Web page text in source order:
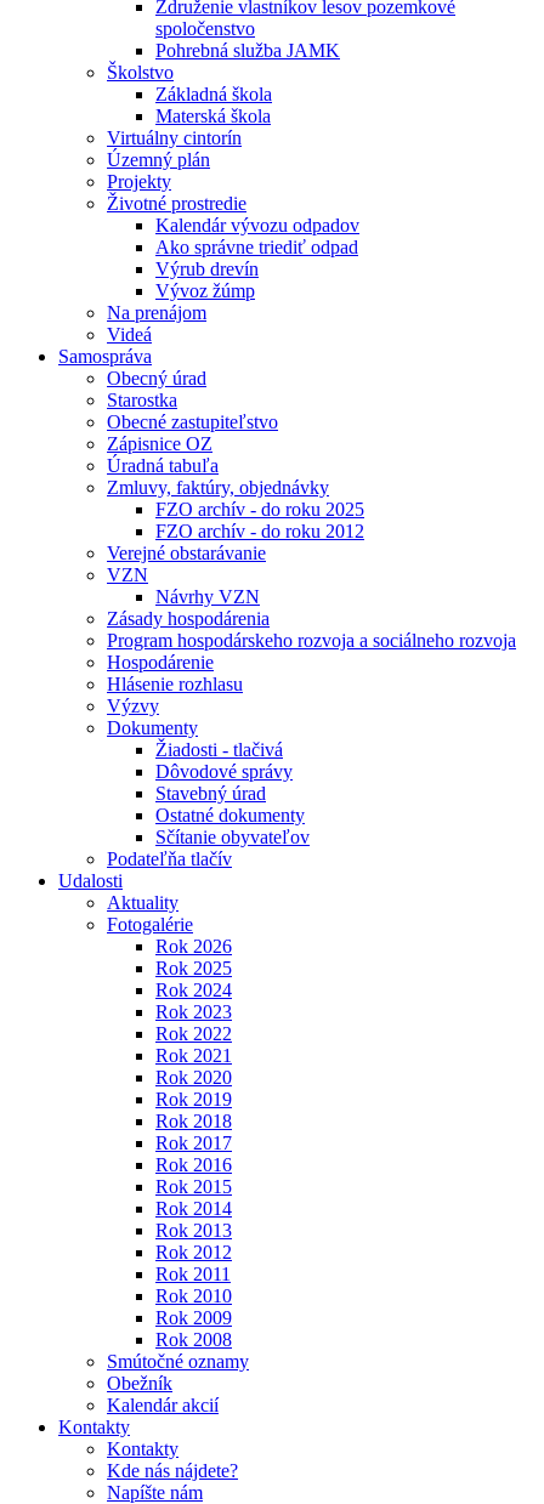
Združenie vlastníkov lesov pozemkové
spoločenstvo
Pohrebná služba JAMK
Školstvo
Základná škola
Materská škola
Virtuálny cintorín
Územný plán
Projekty
Životné prostredie
Kalendár vývozu odpadov
Ako správne triediť odpad
Výrub drevín
Vývoz žúmp
Na prenájom
Videá
Samospráva
Obecný úrad
Starostka
Obecné zastupiteľstvo
Zápisnice OZ
Úradná tabuľa
Zmluvy, faktúry, objednávky
FZO archív - do roku 2025
FZO archív - do roku 2012
Verejné obstarávanie
VZN
Návrhy VZN
Zásady hospodárenia
Program hospodárskeho rozvoja a sociálneho rozvoja
Hospodárenie
Hlásenie rozhlasu
Výzvy
Dokumenty
Žiadosti - tlačivá
Dôvodové správy
Stavebný úrad
Ostatné dokumenty
Sčítanie obyvateľov
Podateľňa tlačív
Udalosti
Aktuality
Fotogalérie
Rok 2026
Rok 2025
Rok 2024
Rok 2023
Rok 2022
Rok 2021
Rok 2020
Rok 2019
Rok 2018
Rok 2017
Rok 2016
Rok 2015
Rok 2014
Rok 2013
Rok 2012
Rok 2011
Rok 2010
Rok 2009
Rok 2008
Smútočné oznamy
Obežník
Kalendár akcií
Kontakty
Kontakty
Kde nás nájdete?
Napíšte nám